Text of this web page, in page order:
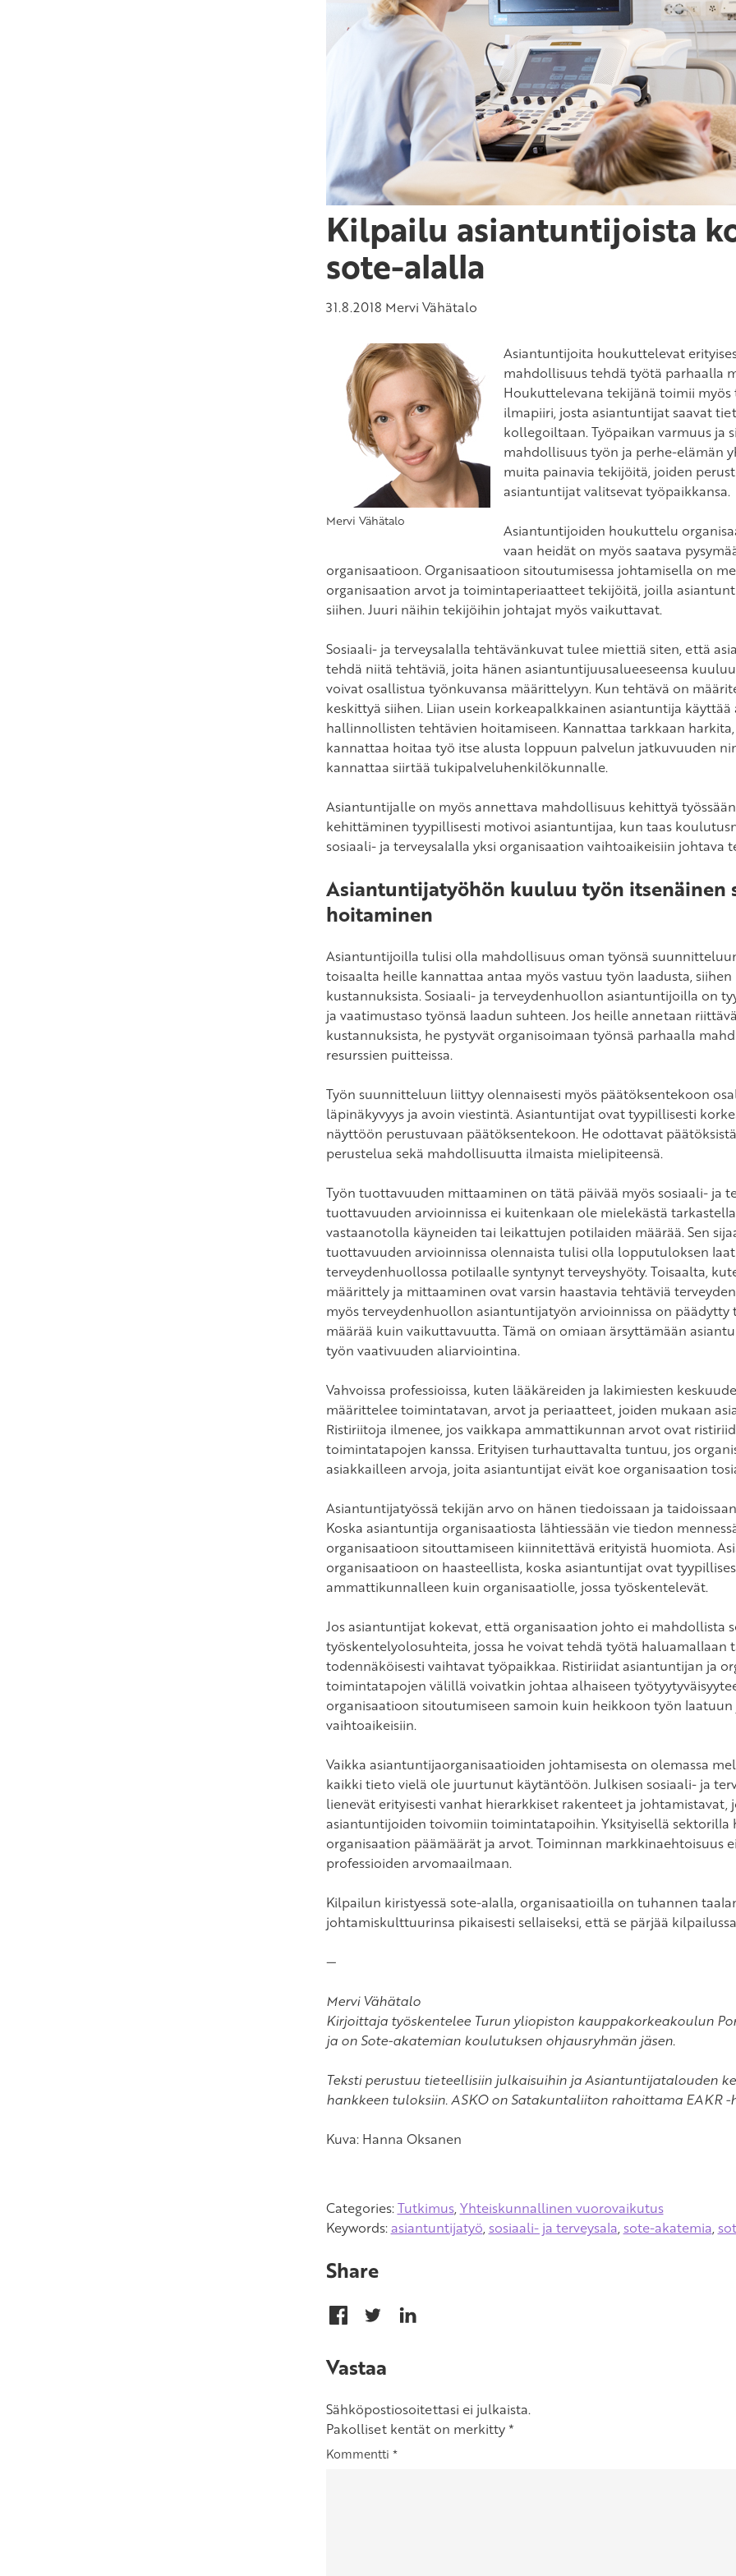
Kilpailu asiantuntijoista
sote-alalla
31.8.2018 Mervi Vähätalo
Mervi Vähätalo
Asiantuntijoita houkuttelevat
mahdollisuus tehdä työtä parhaalla
Houkuttelevana tekijänä toimii
ilmapiiri, josta asiantuntijat saavat
kollegoiltaan. Työpaikan varmuus ja
mahdollisuus työn ja perhe-elämän
muita painavia tekijöitä, joiden
asiantuntijat valitsevat työpaikkansa.
Asiantuntijoiden houkuttelu
vaan heidät on myös saatava
organisaatioon. Organisaatioon sitoutumisessa johtamisella on
organisaation arvot ja toimintaperiaatteet tekijöitä, joilla
siihen. Juuri näihin tekijöihin johtajat myös vaikuttavat.
Sosiaali- ja terveysalalla tehtävänkuvat tulee miettiä siten, että
tehdä niitä tehtäviä, joita hänen asiantuntijuusalueeseensa
voivat osallistua työnkuvansa määrittelyyn. Kun tehtävä on
keskittyä siihen. Liian usein korkeapalkkainen asiantuntija
hallinnollisten tehtävien hoitamiseen. Kannattaa tarkkaan
kannattaa hoitaa työ itse alusta loppuun palvelun jatkuvuuden
kannattaa siirtää tukipalveluhenkilökunnalle.
Asiantuntijalle on myös annettava mahdollisuus kehittyä
kehittäminen tyypillisesti motivoi asiantuntijaa, kun taas
sosiaali- ja terveysalalla yksi organisaation vaihtoaikeisiin johtava
Asiantuntijatyöhön kuuluu työn itsenäinen
hoitaminen
Asiantuntijoilla tulisi olla mahdollisuus oman työnsä
toisaalta heille kannattaa antaa myös vastuu työn laadusta,
kustannuksista. Sosiaali- ja terveydenhuollon asiantuntijoilla on
ja vaatimustaso työnsä laadun suhteen. Jos heille annetaan
kustannuksista, he pystyvät organisoimaan työnsä parhaalla
resurssien puitteissa.
Työn suunnitteluun liittyy olennaisesti myös päätöksentekoon
läpinäkyvyys ja avoin viestintä. Asiantuntijat ovat tyypillisesti
näyttöön perustuvaan päätöksentekoon. He odottavat
perustelua sekä mahdollisuutta ilmaista mielipiteensä.
Työn tuottavuuden mittaaminen on tätä päivää myös sosiaali- ja
tuottavuuden arvioinnissa ei kuitenkaan ole mielekästä
vastaanotolla käyneiden tai leikattujen potilaiden määrää. Sen
tuottavuuden arvioinnissa olennaista tulisi olla lopputuloksen
terveydenhuollossa potilaalle syntynyt terveyshyöty. Toisaalta,
määrittely ja mittaaminen ovat varsin haastavia tehtäviä
myös terveydenhuollon asiantuntijatyön arvioinnissa on
määrää kuin vaikuttavuutta. Tämä on omiaan ärsyttämään
työn vaativuuden aliarviointina.
Vahvoissa professioissa, kuten lääkäreiden ja lakimiesten
määrittelee toimintatavan, arvot ja periaatteet, joiden mukaan
Ristiriitoja ilmenee, jos vaikkapa ammattikunnan arvot ovat
toimintatapojen kanssa. Erityisen turhauttavalta tuntuu, jos
asiakkailleen arvoja, joita asiantuntijat eivät koe organisaation
Asiantuntijatyössä tekijän arvo on hänen tiedoissaan ja
Koska asiantuntija organisaatiosta lähtiessään vie tiedon
organisaatioon sitouttamiseen kiinnitettävä erityistä huomiota.
organisaatioon on haasteellista, koska asiantuntijat ovat
ammattikunnalleen kuin organisaatiolle, jossa työskentelevät.
Jos asiantuntijat kokevat, että organisaation johto ei mahdollista
työskentelyolosuhteita, jossa he voivat tehdä työtä haluamallaan
todennäköisesti vaihtavat työpaikkaa. Ristiriidat asiantuntijan ja
toimintatapojen välillä voivatkin johtaa alhaiseen
organisaatioon sitoutumiseen samoin kuin heikkoon työn
vaihtoaikeisiin.
Vaikka asiantuntijaorganisaatioiden johtamisesta on olemassa
kaikki tieto vielä ole juurtunut käytäntöön. Julkisen sosiaali- ja
lienevät erityisesti vanhat hierarkkiset rakenteet ja johtamistavat,
asiantuntijoiden toivomiin toimintatapoihin. Yksityisellä sektorilla
organisaation päämäärät ja arvot. Toiminnan markkinaehtoisuus
professioiden arvomaailmaan.
Kilpailun kiristyessä sote-alalla, organisaatioilla on tuhannen
johtamiskulttuurinsa pikaisesti sellaiseksi, että se pärjää
—
Mervi Vähätalo
Kirjoittaja työskentelee Turun yliopiston kauppakorkeakoulun
ja on Sote-akatemian koulutuksen ohjausryhmän jäsen.
Teksti perustuu tieteellisiin julkaisuihin ja Asiantuntijatalouden
hankkeen tuloksiin. ASKO on Satakuntaliiton rahoittama EAKR -
Kuva: Hanna Oksanen
Categories:Tutkimus,Yhteiskunnallinen vuorovaikutus
Keywords: asiantuntijatyö, sosiaali- ja terveysala, sote-akatemia,
Share
Vastaa
Sähköpostiosoitettasi ei julkaista.
Pakolliset kentät on merkitty*
Kommentti *